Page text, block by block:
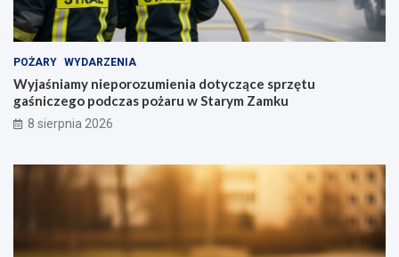
POŻARY WYDARZENIA
Wyjaśniamy nieporozumienia dotyczące sprzętu
gaśniczego podczas pożaru w Starym Zamku
8 sierpnia 2026